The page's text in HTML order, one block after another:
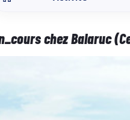
chez Balaruc